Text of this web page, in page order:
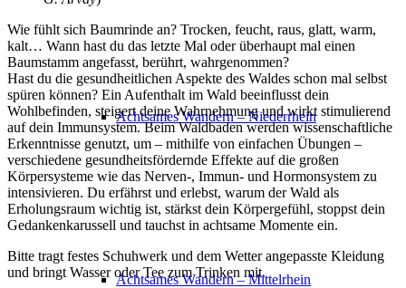
Achtsames Wandern – Niederrhein
Achtsames Wandern – Mittelrhein
Wie fühlt sich Baumrinde an? Trocken, feucht, raus, glatt, warm,
kalt… Wann hast du das letzte Mal oder überhaupt mal einen
Baumstamm angefasst, berührt, wahrgenommen?
Hast du die gesundheitlichen Aspekte des Waldes schon mal selbst
spüren können? Ein Aufenthalt im Wald beeinflusst dein
Wohlbefinden, steigert deine Wahrnehmung und wirkt stimulierend
auf dein Immunsystem. Beim Waldbaden werden wissenschaftliche
Erkenntnisse genutzt, um – mithilfe von einfachen Übungen –
verschiedene gesundheitsfördernde Effekte auf die großen
Körpersysteme wie das Nerven-, Immun- und Hormonsystem zu
intensivieren. Du erfährst und erlebst, warum der Wald als
Erholungsraum wichtig ist, stärkst dein Körpergefühl, stoppst dein
Gedankenkarussell und tauchst in achtsame Momente ein.
Bitte tragt festes Schuhwerk und dem Wetter angepasste Kleidung
und bringt Wasser oder Tee zum Trinken mit.